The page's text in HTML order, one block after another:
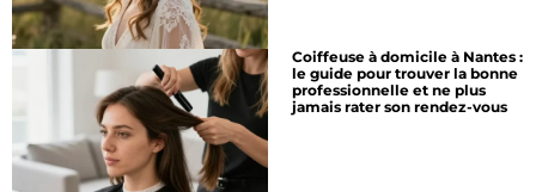
Coiffeuse à domicile à Nantes :
le guide pour trouver la bonne
professionnelle et ne plus
jamais rater son rendez-vous